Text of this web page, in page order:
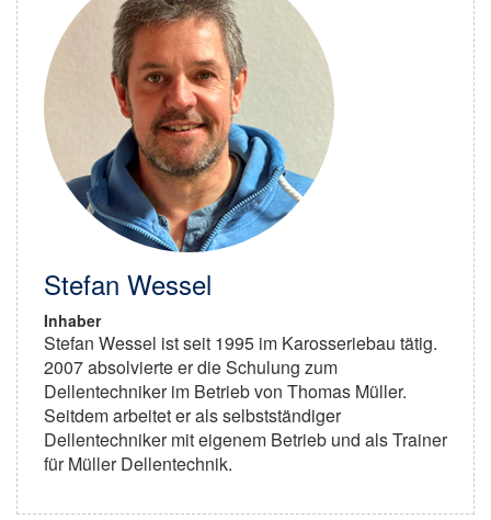
Stefan Wessel
Inhaber
Stefan Wessel ist seit 1995 im Karosseriebau tätig.
2007 absolvierte er die Schulung zum
Dellentechniker im Betrieb von Thomas Müller.
Seitdem arbeitet er als selbstständiger
Dellentechniker mit eigenem Betrieb und als Trainer
für Müller Dellentechnik.